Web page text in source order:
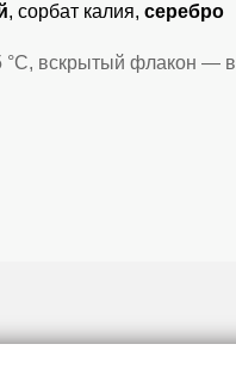
, сорбат калия, серебро
°C, вскрытый флакон — в